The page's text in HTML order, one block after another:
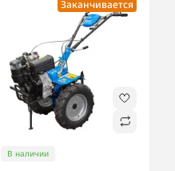
Заканчивается
В наличии